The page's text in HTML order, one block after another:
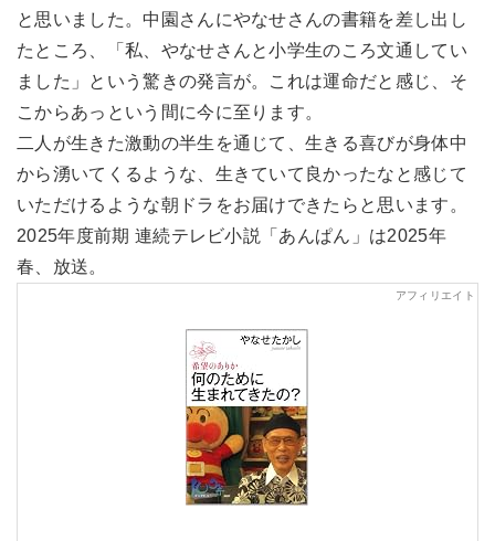
と思いました。中園さんにやなせさんの書籍を差し出し
たところ、「私、やなせさんと小学生のころ文通してい
ました」という驚きの発言が。これは運命だと感じ、そ
こからあっという間に今に至ります。
二人が生きた激動の半生を通じて、生きる喜びが身体中
から湧いてくるような、生きていて良かったなと感じて
いただけるような朝ドラをお届けできたらと思います。
2025年度前期 連続テレビ小説「あんぱん」は2025年
春、放送。